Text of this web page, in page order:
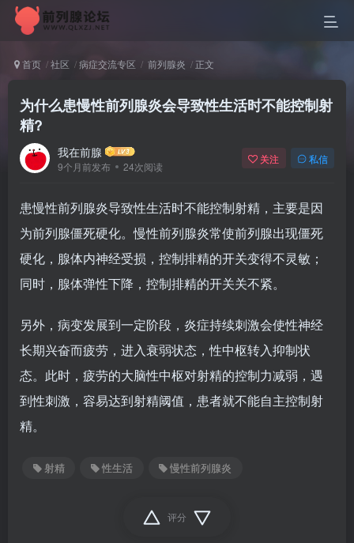
首页 社区 病症交流专区 前列腺炎 正文
为什么患慢性前列腺炎会导致性生活时不能控制射
精?
我在前腺
9个月前发布 24次阅读
关注 私信
患慢性前列腺炎导致性生活时不能控制射精，主要是因
为前列腺僵死硬化。慢性前列腺炎常使前列腺出现僵死
硬化，腺体内神经受损，控制排精的开关变得不灵敏；
同时，腺体弹性下降，控制排精的开关关不紧。
另外，病变发展到一定阶段，炎症持续刺激会使性神经
长期兴奋而疲劳，进入衰弱状态，性中枢转入抑制状
态。此时，疲劳的大脑性中枢对射精的控制力减弱，遇
到性刺激，容易达到射精阈值，患者就不能自主控制射
精。
射精 性生活 慢性前列腺炎
评分